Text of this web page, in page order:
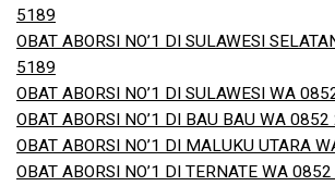
5189
OBAT ABORSI NO’1 DI SULAWESI
5189
OBAT ABORSI NO’1 DI SULAWESI WA
OBAT ABORSI NO’1 DI BAU BAU WA
OBAT ABORSI NO’1 DI MALUKU UTARA
OBAT ABORSI NO’1 DI TERNATE WA